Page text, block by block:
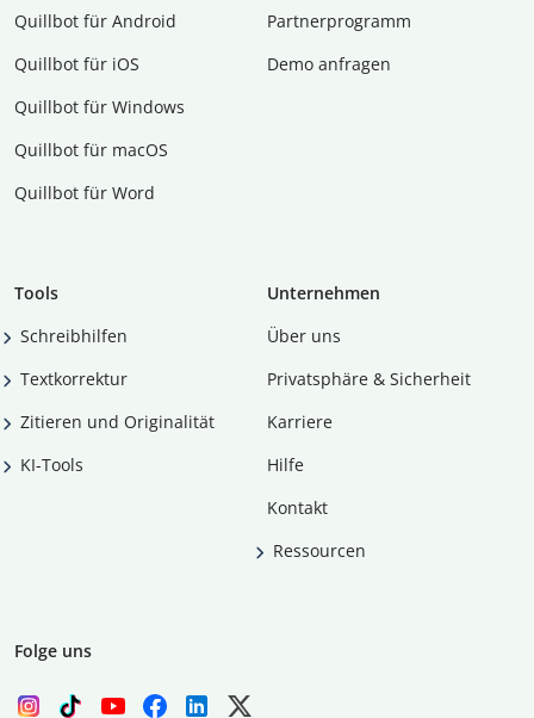
Quillbot für Android
Quillbot für iOS
Quillbot für Windows
Quillbot für macOS
Quillbot für Word
Partnerprogramm
Demo anfragen
Tools
Schreibhilfen
Textkorrektur
Zitieren und Originalität
KI-Tools
Unternehmen
Über uns
Privatsphäre & Sicherheit
Karriere
Hilfe
Kontakt
Ressourcen
Folge uns